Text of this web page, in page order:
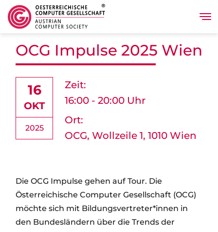
OCG Impulse 2025 Wien
16
OKT
2025
Zeit:
16:00 - 20:00 Uhr
Ort:
OCG, Wollzeile 1, 1010 Wien
Die OCG Impulse gehen auf Tour. Die
Österreichische Computer Gesellschaft (OCG)
möchte sich mit Bildungsvertreter*innen in
den Bundesländern über die Trends der